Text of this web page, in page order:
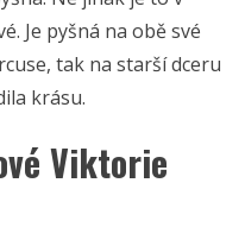
Je pyšná na obě své
tak na starší dceru
krásu.
Viktorie